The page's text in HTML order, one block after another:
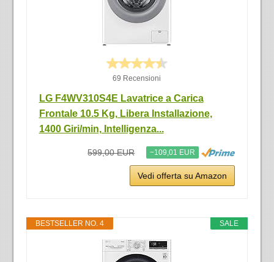
69 Recensioni
LG F4WV310S4E Lavatrice a Carica
Frontale 10.5 Kg, Libera Installazione,
1400 Giri/min, Intelligenza...
599,00 EUR −109,01 EUR
Vedi offerta su Amazon
SALE
BESTSELLER NO. 4